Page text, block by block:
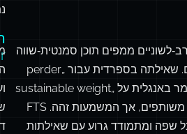
ממפים תוכן סמנטית‑שווה
בין שפות לווקטורים קרובים. שאילתה בספרדית עבור „perder
peso” יכולה להתאים למאמר באנגלית על „sustainable weight
loss habits” — אין טוקנים משותפים, אך המשמעות זהה. FTS
שפה ומתמודד גרוע עם שאילתות